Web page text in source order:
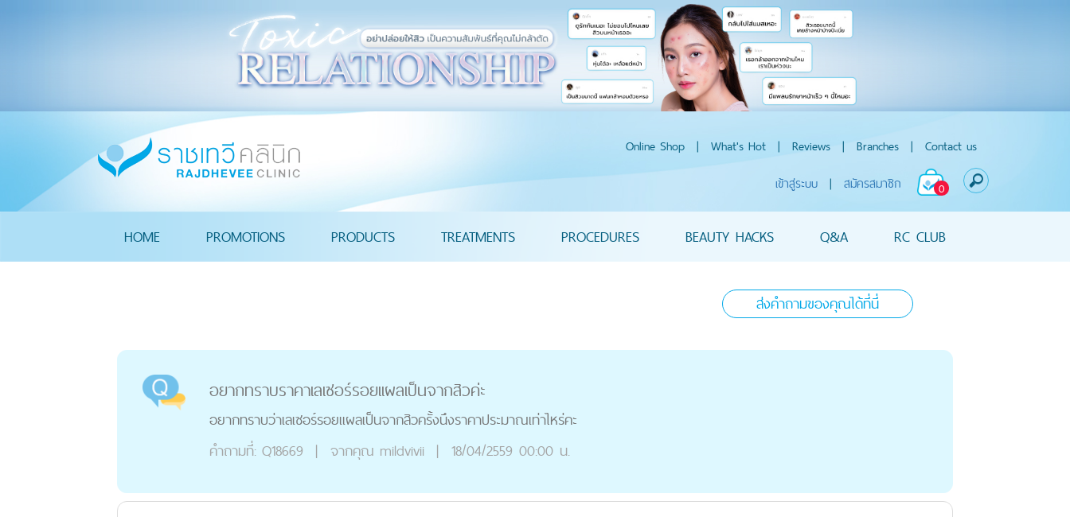
Online Shop | What's Hot | Reviews | Branches | Contact us
0
เข้าสู่ระบบ | สมัครสมาชิก
HOME PROMOTIONS PRODUCTS TREATMENTS PROCEDURES BEAUTY HACKS Q&A RC CLUB
ส่งคำถามของคุณได้ที่นี่
อยากทราบราคาเลเซอร์รอยเเผลเป็นจากสิวค่ะ
อยากทราบว่าเลเซอร์รอยเเผลเป็นจากสิวครั้งนึงราคาประมาณเท่าไหร่คะ
คำถามที่: Q18669 | จากคุณ mildvivii | 18/04/2559 00:00 น.